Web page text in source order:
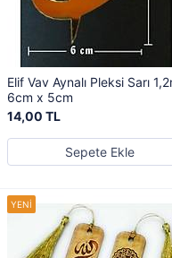
Elif Vav Aynalı Pleksi Sarı
6cm x 5cm
14,00 TL
Sepete Ekle